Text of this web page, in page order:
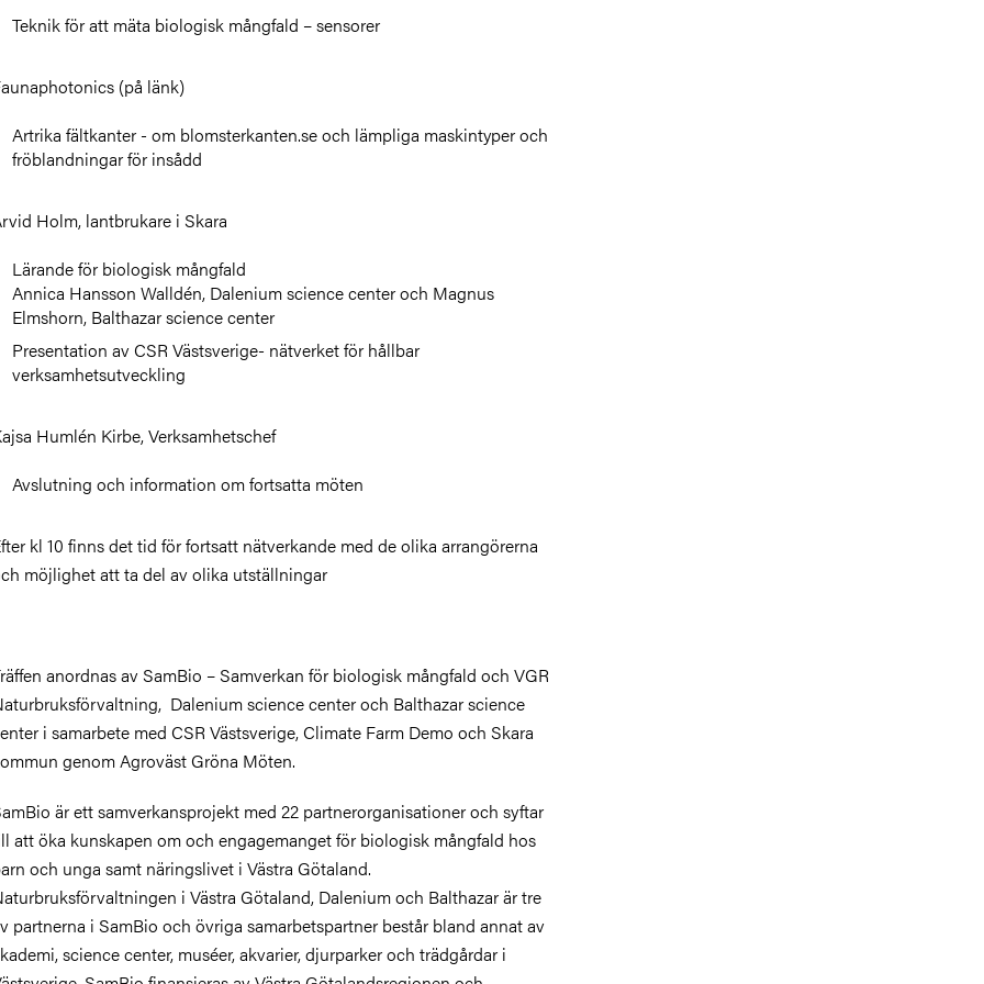
Teknik för att mäta biologisk mångfald – sensorer
(på länk)
Artrika fältkanter - om blomsterkanten.se och lämpliga maskintyper och
fröblandningar för insådd
Holm, lantbrukare i Skara
Lärande för biologisk mångfald
Annica Hansson Walldén, Dalenium science center och Magnus
Elmshorn, Balthazar science center
Presentation av CSR Västsverige- nätverket för hållbar
verksamhetsutveckling
Humlén Kirbe, Verksamhetschef
Avslutning och information om fortsatta möten
kl 10 finns det tid för fortsatt nätverkande med de olika arrangörerna
möjlighet att ta del av olika utställningar
anordnas av SamBio – Samverkan för biologisk mångfald och VGR
Dalenium science center och Balthazar science
i samarbete med CSR Västsverige, Climate Farm Demo och Skara
genom Agroväst Gröna Möten.
är ett samverkansprojekt med 22 partnerorganisationer och syftar
att öka kunskapen om och engagemanget för biologisk mångfald hos
och unga samt näringslivet i Västra Götaland.
i Västra Götaland, Dalenium och Balthazar är tre
partnerna i SamBio och övriga samarbetspartner består bland annat av
science center, muséer, akvarier, djurparker och trädgårdar i